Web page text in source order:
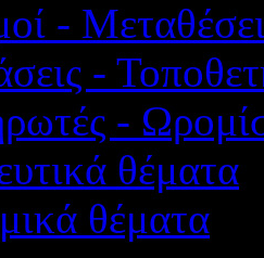
-
-
-
θέματα
θέματα